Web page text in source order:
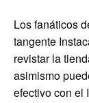
Los fanáticos
tangente
revistar la
asimismo
efectivo con el